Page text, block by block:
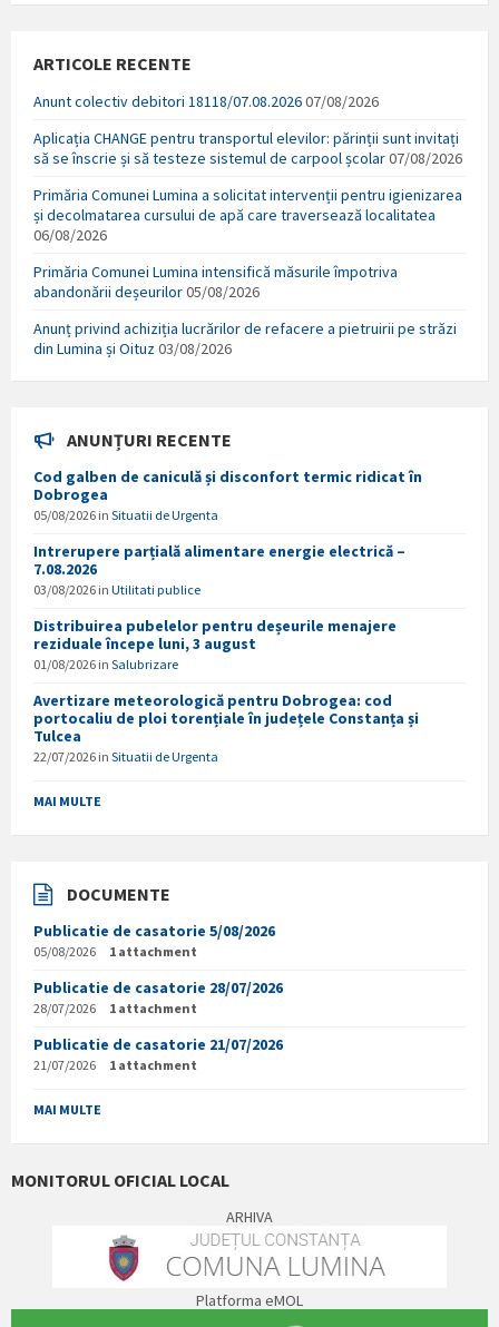
ARTICOLE RECENTE
Anunt colectiv debitori 18118/07.08.202607/08/2026
Aplicația CHANGE pentru transportul elevilor: părinții sunt invitați
să se înscrie și să testeze sistemul de carpool școlar07/08/2026
Primăria Comunei Lumina a solicitat intervenții pentru igienizarea
și decolmatarea cursului de apă care traversează localitatea
06/08/2026
Primăria Comunei Lumina intensifică măsurile împotriva
abandonării deșeurilor05/08/2026
Anunț privind achiziția lucrărilor de refacere a pietruirii pe străzi
din Lumina și Oituz03/08/2026
ANUNȚURI RECENTE
Cod galben de caniculă și disconfort termic ridicat în
Dobrogea
05/08/2026 in Situatii de Urgenta
Intrerupere parțială alimentare energie electrică –
7.08.2026
03/08/2026 in Utilitati publice
Distribuirea pubelelor pentru deșeurile menajere
reziduale începe luni, 3 august
01/08/2026 in Salubrizare
Avertizare meteorologică pentru Dobrogea: cod
portocaliu de ploi torențiale în județele Constanța și
Tulcea
22/07/2026 in Situatii de Urgenta
MAI MULTE
DOCUMENTE
Publicatie de casatorie 5/08/2026
05/08/2026 1 attachment
Publicatie de casatorie 28/07/2026
28/07/2026 1 attachment
Publicatie de casatorie 21/07/2026
21/07/2026 1 attachment
MAI MULTE
MONITORUL OFICIAL LOCAL
ARHIVA
Platforma eMOL